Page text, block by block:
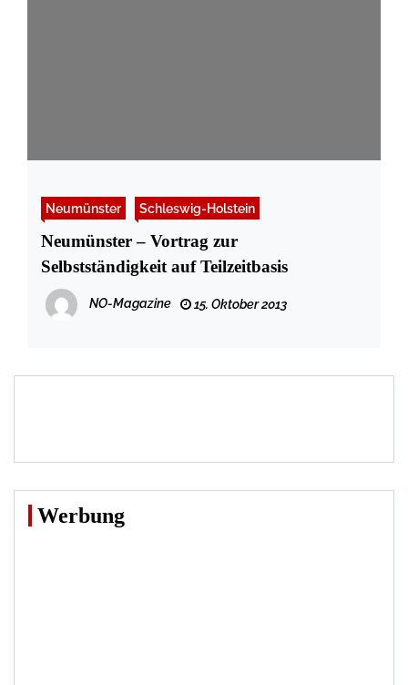
Neumünster Schleswig-Holstein
Neumünster – Vortrag zur
Selbstständigkeit auf Teilzeitbasis
NO-Magazine 15. Oktober 2013
Werbung